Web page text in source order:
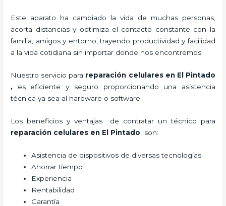
Este aparato ha cambiado la vida de muchas personas,
acorta distancias y optimiza el contacto constante con la
familia, amigos y entorno, trayendo productividad y facilidad
a la vida cotidiana sin importar donde nos encontremos.
Nuestro servicio para reparación celulares en El Pintado
, es eficiente y seguro proporcionando una asistencia
técnica ya sea al hardware o software.
Los beneficios y ventajas de contratar un técnico para
reparación celulares en El Pintado son:
Asistencia de dispositivos de diversas tecnologías
Ahorrar tiempo
Experiencia
Rentabilidad
Garantía